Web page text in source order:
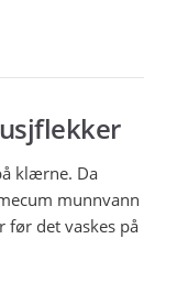
klærne. Da
munnvann
før det vaskes på